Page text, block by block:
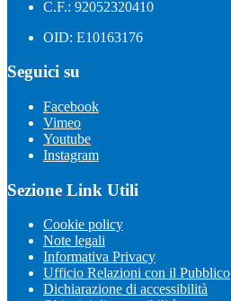
C.F.: 92052320410
OID: E10163176
Seguici su
Facebook
Vimeo
Youtube
Instagram
Sezione Link Utili
Cookie policy
Note legali
Informativa Privacy
Ufficio Relazioni con il Pubblico
Dichiarazione di accessibilità